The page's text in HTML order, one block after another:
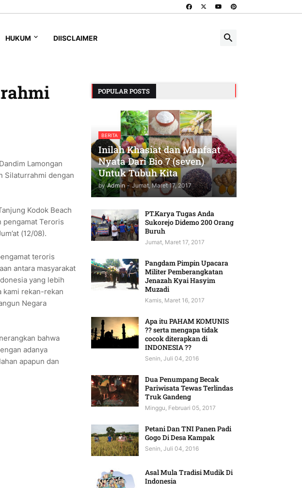
HUKUM DIISCLAIMER
Lamongan
Silaturrahmi dengan
Kodok Beach
pengamat Teroris
(12/08).
teroris
antara masyarakat
yang lebih
kami rekan-rekan
Negara
bahwa
adanya
apapun dan
POPULAR POSTS
BERITA
Inilah Khasiat dan Manfaat
Nyata Dari Bio 7 (seven)
Untuk Tubuh Kita
by Admin - Jumat, Maret 17, 2017
PT.Karya Tugas Anda
Sukorejo Didemo 200 Orang
Buruh
Jumat, Maret 17, 2017
Pangdam Pimpin Upacara
Militer Pemberangkatan
Jenazah Kyai Hasyim
Muzadi
Kamis, Maret 16, 2017
Apa itu PAHAM KOMUNIS
?? serta mengapa tidak
cocok diterapkan di
INDONESIA ??
Senin, Juli 04, 2016
Dua Penumpang Becak
Pariwisata Tewas Terlindas
Truk Gandeng
Minggu, Februari 05, 2017
Petani Dan TNI Panen Padi
Gogo Di Desa Kampak
Senin, Juli 04, 2016
Asal Mula Tradisi Mudik Di
Indonesia